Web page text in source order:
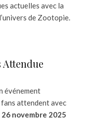
actuelles avec la
de Zootopie.
Attendue
événement
attendent avec
26 novembre 2025